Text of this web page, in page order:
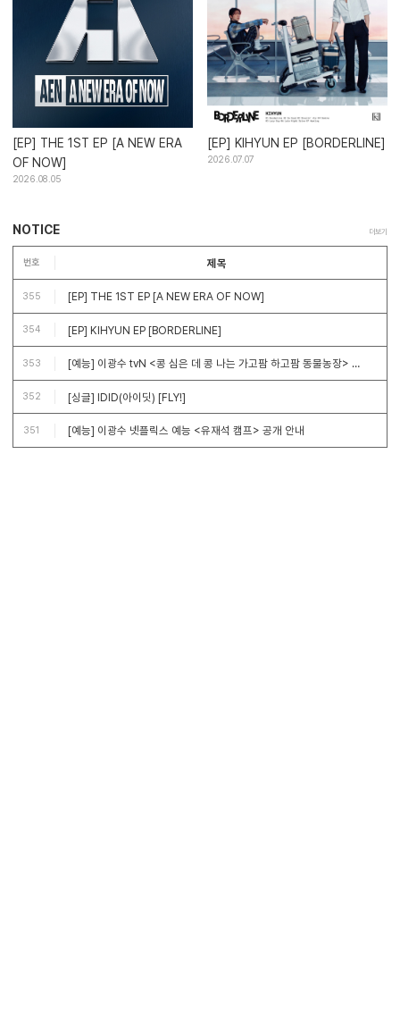
[EP] THE 1ST EP [A NEW ERA
OF NOW]
2026.08.05
[EP] KIHYUN EP [BORDERLINE]
2026.07.07
NOTICE 더보기
번호 제목
355 [EP] THE 1ST EP [A NEW ERA OF NOW]
354 [EP] KIHYUN EP [BORDERLINE]
353 [예능] 이광수 tvN <콩 심은 데 콩 나는 가고팜 하고팜 동물농장> 방송 안내
352 [싱글] IDID(아이딧) [FLY!]
351 [예능] 이광수 넷플릭스 예능 <유재석 캠프> 공개 안내